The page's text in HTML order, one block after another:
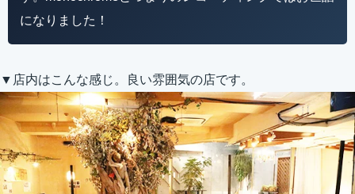
になりました！
▼店内はこんな感じ。良い雰囲気の店です。